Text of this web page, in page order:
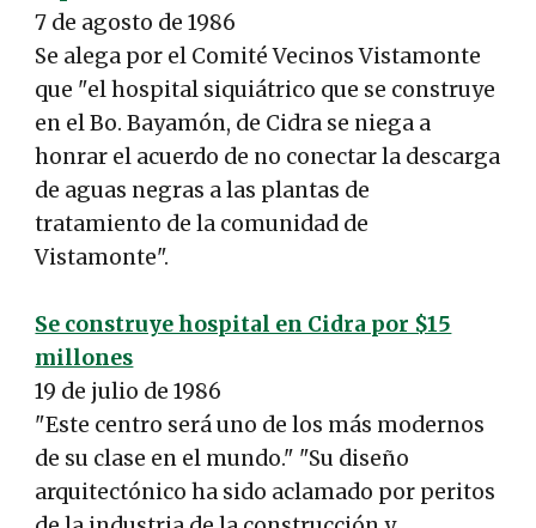
7 de agosto de 1986
Se alega por el Comité Vecinos Vistamonte
que "el hospital siquiátrico que se construye
en el Bo. Bayamón, de Cidra se niega a
honrar el acuerdo de no conectar la descarga
de aguas negras a las plantas de
tratamiento de la comunidad de
Vistamonte".
Se construye hospital en Cidra por $15
millones
19 de julio de 1986
"Este centro será uno de los más modernos
de su clase en el mundo." "Su diseño
arquitectónico ha sido aclamado por peritos